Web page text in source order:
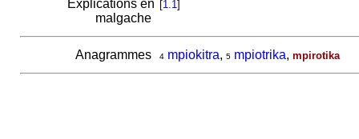
Explications en
malgache
[1.1]
Anagrammes 4 mpiokitra, 5 mpiotrika, mpirotika